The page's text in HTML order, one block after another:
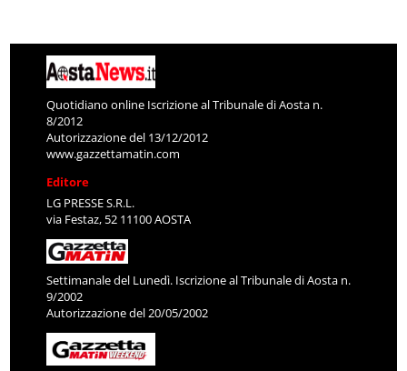
Quotidiano online Iscrizione al Tribunale di Aosta n.
8/2012
Autorizzazione del 13/12/2012
www.gazzettamatin.com
Editore
LG PRESSE S.R.L.
via Festaz, 52 11100 AOSTA
Settimanale del Lunedì. Iscrizione al Tribunale di Aosta n.
9/2002
Autorizzazione del 20/05/2002